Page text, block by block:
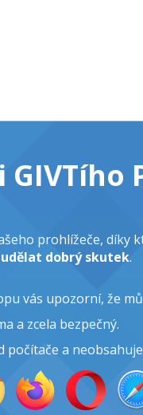
GIVTího
prohlížeče, díky
dobrý skutek.
vás upozorní, že
a zcela bezpečný.
počítače a